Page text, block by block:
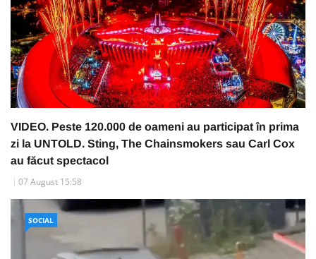
VIDEO. Peste 120.000 de oameni au participat în prima
zi la UNTOLD. Sting, The Chainsmokers sau Carl Cox
au făcut spectacol
07 August 15:58
SOCIAL